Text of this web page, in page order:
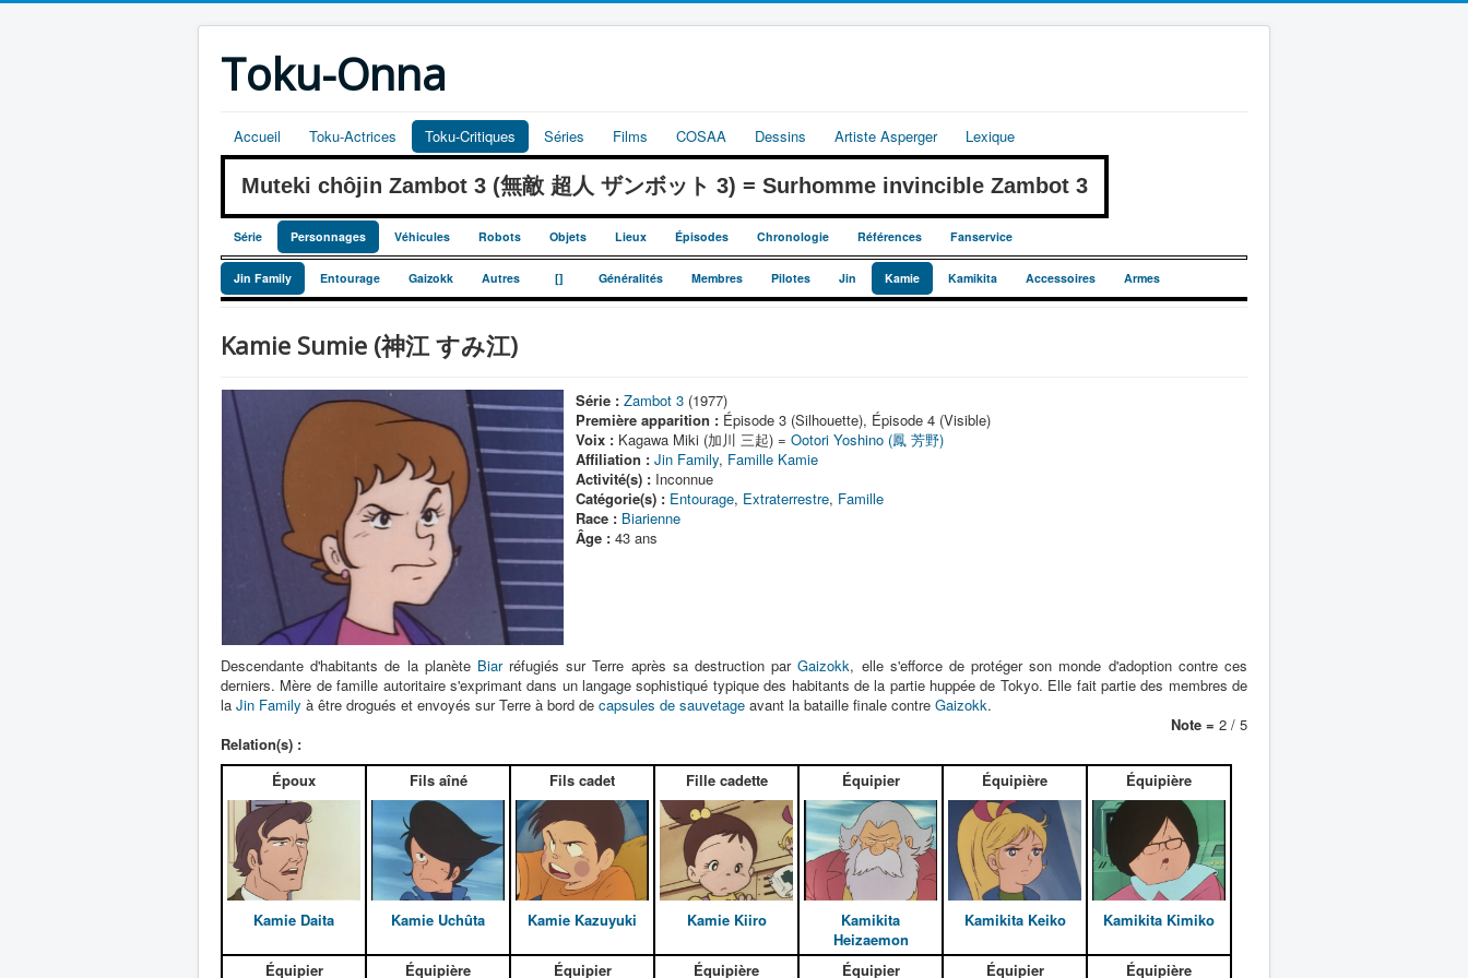
Toku-Onna
Accueil Toku-Actrices Toku-Critiques Séries Films COSAA Dessins Artiste Asperger Lexique
Muteki chôjin Zambot 3 (無敵 超人 ザンボット 3) = Surhomme invincible Zambot 3
Série Personnages Véhicules Robots Objets Lieux Épisodes Chronologie Références Fanservice
Jin Family Entourage Gaizokk Autres [] Généralités Membres Pilotes Jin Kamie Kamikita Accessoires Armes
Kamie Sumie (神江 すみ江)
Série : Zambot 3(1977)
Première apparition :Épisode 3 (Silhouette), Épisode 4 (Visible)
Voix :Kagawa Miki (加川 三起) = Ootori Yoshino (鳳 芳野)
Affiliation : Jin Family, Famille Kamie
Activité(s) :Inconnue
Catégorie(s) : Entourage, Extraterrestre, Famille
Race : Biarienne
Âge :43 ans
Descendante d'habitants de la planète Biarréfugiés sur Terre après sa destruction parGaizokk, elle s'efforce de protéger son monde d'adoption contre ces
derniers. Mère de famille autoritaire s'exprimant dans un langage sophistiqué typique des habitants de la partie huppée de Tokyo. Elle fait partie des membres de
la Jin Family à être drogués et envoyés sur Terre à bord de capsules de sauvetage avant la bataille finale contre Gaizokk.
Note = 2 / 5
Relation(s) :
Époux
Kamie Daita
Fils aîné
Kamie Uchûta
Fils cadet
Kamie Kazuyuki
Fille cadette
Kamie Kiiro
Équipier
Kamikita
Heizaemon
Équipière
Kamikita Keiko
Équipière
Kamikita Kimiko
Équipier Équipière Équipier Équipière Équipier Équipier Équipière